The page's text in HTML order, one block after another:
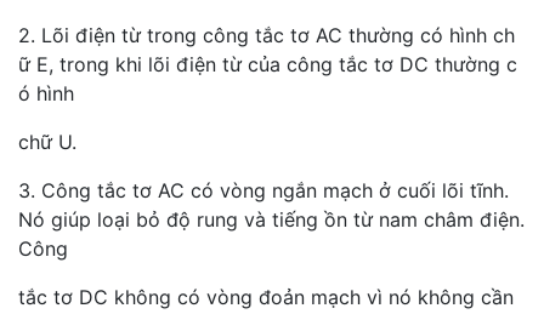
2. Lõi điện từ trong công tắc tơ AC thường có hình ch
ữ E, trong khi lõi điện từ của công tắc tơ DC thường c
ó hình
chữ U.
3. Công tắc tơ AC có vòng ngắn mạch ở cuối lõi tĩnh.
Nó giúp loại bỏ độ rung và tiếng ồn từ nam châm điện.
Công
tắc tơ DC không có vòng đoản mạch vì nó không cần